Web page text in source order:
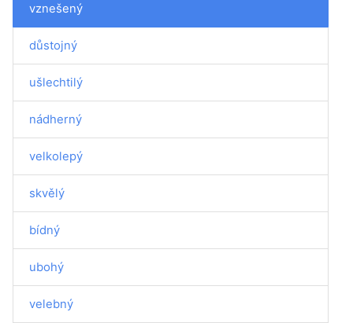
vznešený
důstojný
ušlechtilý
nádherný
velkolepý
skvělý
bídný
ubohý
velebný